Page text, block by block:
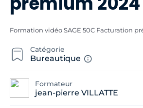
Catégorie
Bureautique
Formateur
jean-pierre VILLATTE
Formation vidéo SAGE 50C Facturation